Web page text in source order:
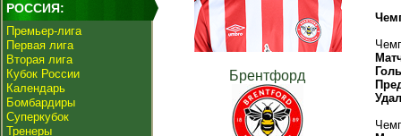
РОССИЯ:
Премьер-лига
Первая лига
Вторая лига
Кубок России
Календарь
Бомбардиры
Суперкубок
Тренеры
Брентфорд